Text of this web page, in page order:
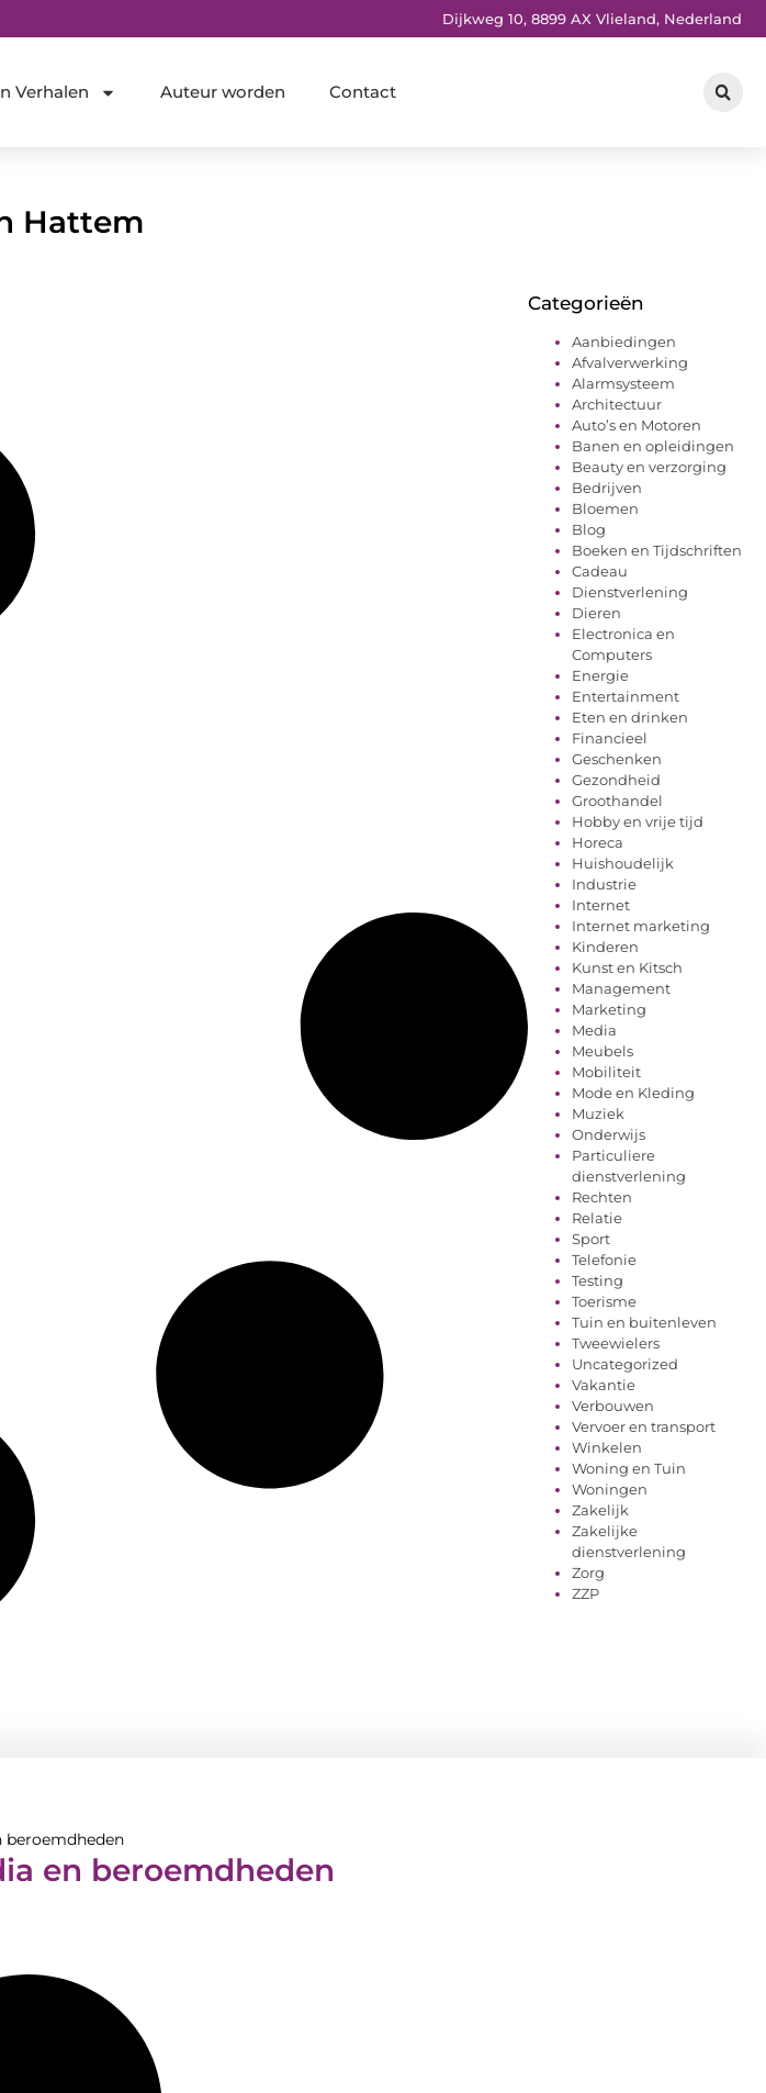
Dijkweg 10, 8899 AX Vlieland, Nederland
Verhalen Auteur worden Contact
Hattem
Categorieën
Aanbiedingen
Afvalverwerking
Alarmsysteem
Architectuur
Auto’s en Motoren
Banen en opleidingen
Beauty en verzorging
Bedrijven
Bloemen
Blog
Boeken en Tijdschriften
Cadeau
Dienstverlening
Dieren
Electronica en
Computers
Energie
Entertainment
Eten en drinken
Financieel
Geschenken
Gezondheid
Groothandel
Hobby en vrije tijd
Horeca
Huishoudelijk
Industrie
Internet
Internet marketing
Kinderen
Kunst en Kitsch
Management
Marketing
Media
Meubels
Mobiliteit
Mode en Kleding
Muziek
Onderwijs
Particuliere
dienstverlening
Rechten
Relatie
Sport
Telefonie
Testing
Toerisme
Tuin en buitenleven
Tweewielers
Uncategorized
Vakantie
Verbouwen
Vervoer en transport
Winkelen
Woning en Tuin
Woningen
Zakelijk
Zakelijke
dienstverlening
Zorg
ZZP
beroemdheden
en beroemdheden